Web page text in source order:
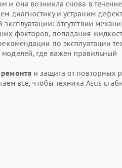
и она возникла снова в течение
диагностику и устраним
отсутствии
факторов, попадания
по эксплуатации
где важен правильный
и защита от повторных
все, чтобы техника Asus